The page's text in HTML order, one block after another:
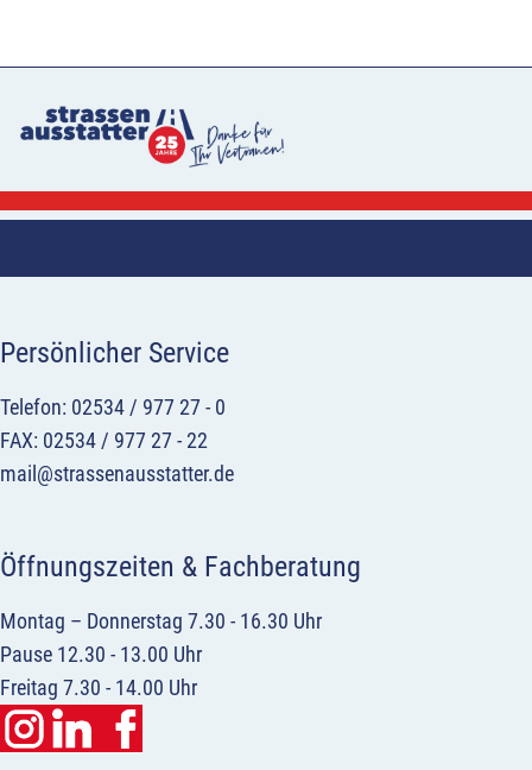
Persönlicher Service
Telefon: 02534 / 977 27 - 0
FAX: 02534 / 977 27 - 22
mail@strassenausstatter.de
Öffnungszeiten & Fachberatung
Montag – Donnerstag 7.30 - 16.30 Uhr
Pause 12.30 - 13.00 Uhr
Freitag 7.30 - 14.00 Uhr